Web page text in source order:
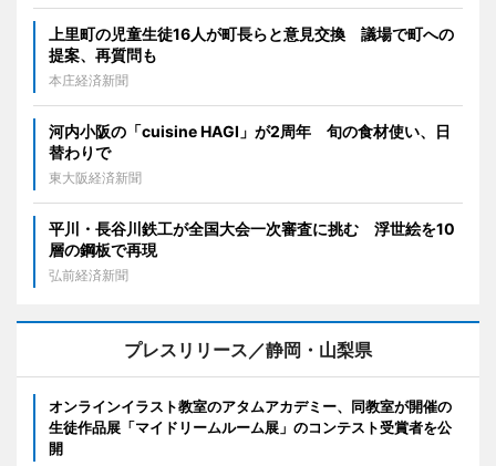
上里町の児童生徒16人が町長らと意見交換 議場で町への
提案、再質問も
本庄経済新聞
河内小阪の「cuisine HAGI」が2周年 旬の食材使い、日
替わりで
東大阪経済新聞
平川・長谷川鉄工が全国大会一次審査に挑む 浮世絵を10
層の鋼板で再現
弘前経済新聞
プレスリリース／静岡・山梨県
オンラインイラスト教室のアタムアカデミー、同教室が開催の
生徒作品展「マイドリームルーム展」のコンテスト受賞者を公
開